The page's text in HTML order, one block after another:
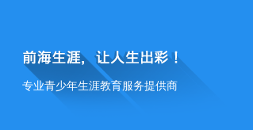
专业青少年生涯教育服务提供商